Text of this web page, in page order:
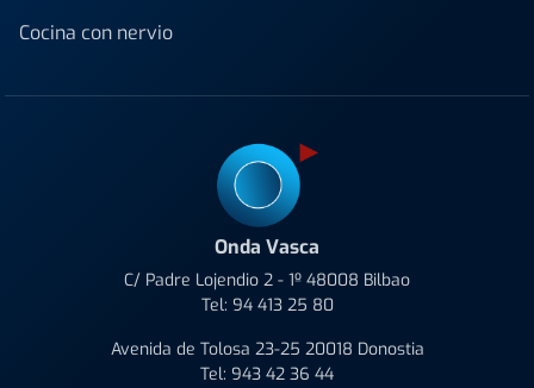
Cocina con nervio
Onda Vasca
C/ Padre Lojendio 2 - 1º 48008 Bilbao
Tel: 94 413 25 80
Avenida de Tolosa 23-25 20018 Donostia
Tel: 943 42 36 44